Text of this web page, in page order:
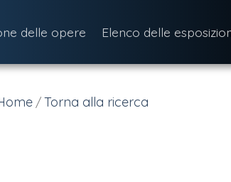
delle opere Elenco delle
/ Torna alla ricerca